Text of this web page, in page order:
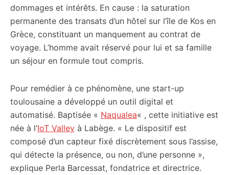
dommages et intérêts. En cause : la saturation
permanente des transats d’un hôtel sur l’île de Kos en
Grèce, constituant un manquement au contrat de
voyage. L’homme avait réservé pour lui et sa famille
un séjour en formule tout compris.
Pour remédier à ce phénomène, une start-up
toulousaine a développé un outil digital et
automatisé. Baptisée « Naqualea« , cette initiative est
née à l’IoT Valley à Labège. « Le dispositif est
composé d’un capteur fixé discrètement sous l’assise,
qui détecte la présence, ou non, d’une personne »,
explique Perla Barcessat, fondatrice et directrice.